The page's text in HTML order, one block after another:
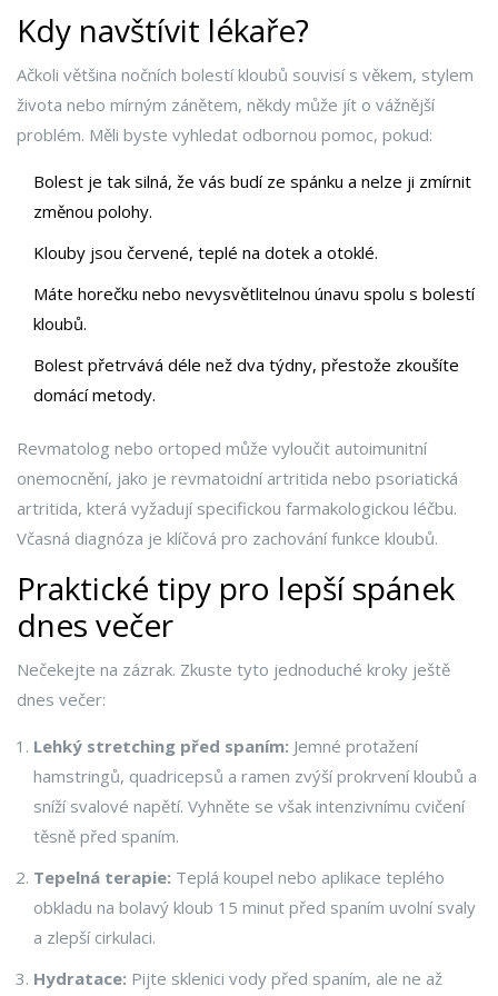
Kdy navštívit lékaře?
Ačkoli většina nočních bolestí kloubů souvisí s věkem, stylem
života nebo mírným zánětem, někdy může jít o vážnější
problém. Měli byste vyhledat odbornou pomoc, pokud:
Bolest je tak silná, že vás budí ze spánku a nelze ji zmírnit
změnou polohy.
Klouby jsou červené, teplé na dotek a otoklé.
Máte horečku nebo nevysvětlitelnou únavu spolu s bolestí
kloubů.
Bolest přetrvává déle než dva týdny, přestože zkoušíte
domácí metody.
Revmatolog nebo ortoped může vyloučit autoimunitní
onemocnění, jako je revmatoidní artritida nebo psoriatická
artritida, která vyžadují specifickou farmakologickou léčbu.
Včasná diagnóza je klíčová pro zachování funkce kloubů.
Praktické tipy pro lepší spánek
dnes večer
Nečekejte na zázrak. Zkuste tyto jednoduché kroky ještě
dnes večer:
Lehký stretching před spaním: Jemné protažení
hamstringů, quadricepsů a ramen zvýší prokrvení kloubů a
sníží svalové napětí. Vyhněte se však intenzivnímu cvičení
těsně před spaním.
Tepelná terapie: Teplá koupel nebo aplikace teplého
obkladu na bolavý kloub 15 minut před spaním uvolní svaly
a zlepší cirkulaci.
Hydratace: Pijte sklenici vody před spaním, ale ne až